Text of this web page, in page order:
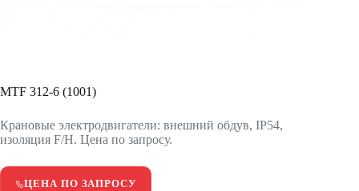
MTF 312-6 (1001)
Крановые электродвигатели: внешний обдув, IP54,
изоляция F/H. Цена по запросу.
ЦЕНА ПО ЗАПРОСУ